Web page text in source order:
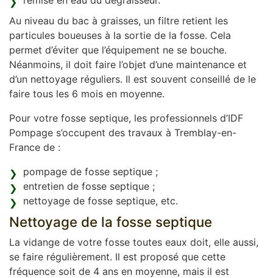
Au niveau du bac à graisses, un filtre retient les
particules boueuses à la sortie de la fosse. Cela
permet d’éviter que l’équipement ne se bouche.
Néanmoins, il doit faire l’objet d’une maintenance et
d’un nettoyage réguliers. Il est souvent conseillé de le
faire tous les 6 mois en moyenne.
Pour votre fosse septique, les professionnels d’IDF
Pompage s’occupent des travaux à Tremblay-en-
France de :
pompage de fosse septique ;
entretien de fosse septique ;
nettoyage de fosse septique, etc.
Nettoyage de la fosse septique
La vidange de votre fosse toutes eaux doit, elle aussi,
se faire régulièrement. Il est proposé que cette
fréquence soit de 4 ans en moyenne, mais il est